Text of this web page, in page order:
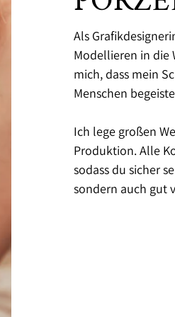
Als
Modellieren in die
mich, dass mein
Menschen
Ich lege großen
Produktion. Alle
sodass du sicher
sondern auch gut